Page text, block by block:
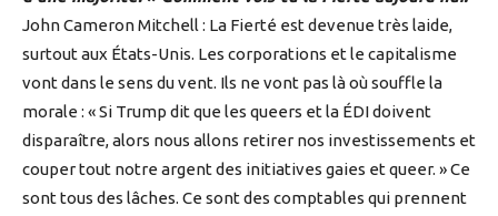
John Cameron Mitchell : La Fierté est devenue très laide,
surtout aux États-Unis. Les corporations et le capitalisme
vont dans le sens du vent. Ils ne vont pas là où souffle la
morale : « Si Trump dit que les queers et la ÉDI doivent
disparaître, alors nous allons retirer nos investissements et
couper tout notre argent des initiatives gaies et queer. » Ce
sont tous des lâches. Ce sont des comptables qui prennent